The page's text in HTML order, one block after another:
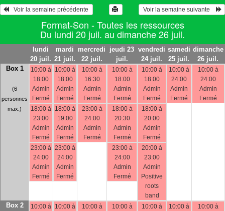
Voir la semaine suivante
Format-Son - Toutes les ressources
Du lundi 20 juil. au dimanche 26 juil.
lundi
20 juil.
mardi
21 juil.
mercredi
22 juil.
jeudi 23
juil.
vendredi
24 juil.
samedi
25 juil.
dimanche
26 juil.
Box 1
(6
personnes
max.)
10:00 à
18:00
Admin
Fermé
18:00 à
23:00
Admin
Fermé
23:00 à
24:00
Admin
Fermé
10:00 à
18:00
Admin
Fermé
18:00 à
19:00
Admin
Fermé
23:00 à
24:00
Admin
Fermé
10:00 à
16:30
Admin
Fermé
23:00 à
24:00
Admin
Fermé
10:00 à
18:00
Admin
Fermé
18:00 à
20:30
Admin
Fermé
23:00 à
24:00
Admin
Fermé
10:00 à
18:00
Admin
Fermé
18:00 à
20:00
Admin
Fermé
20:00 à
23:00
Admin
Positive
roots
band
10:00 à
24:00
Admin
Fermé
10:00 à
24:00
Admin
Fermé
Box 2
10:00 à 10:00 à
10:00 à
10:00 à
10:00 à
10:00 à
10:00 à